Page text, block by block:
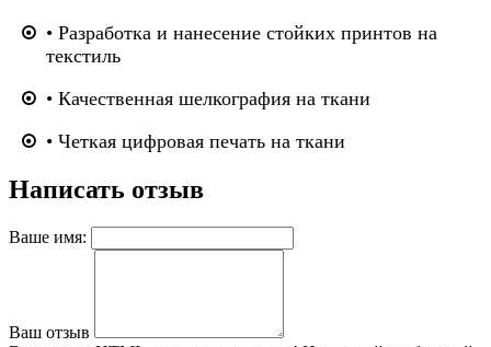
• Разработка и нанесение стойких принтов на
текстиль
• Качественная шелкография на ткани
• Четкая цифровая печать на ткани
Написать отзыв
Ваше имя:
Ваш отзыв